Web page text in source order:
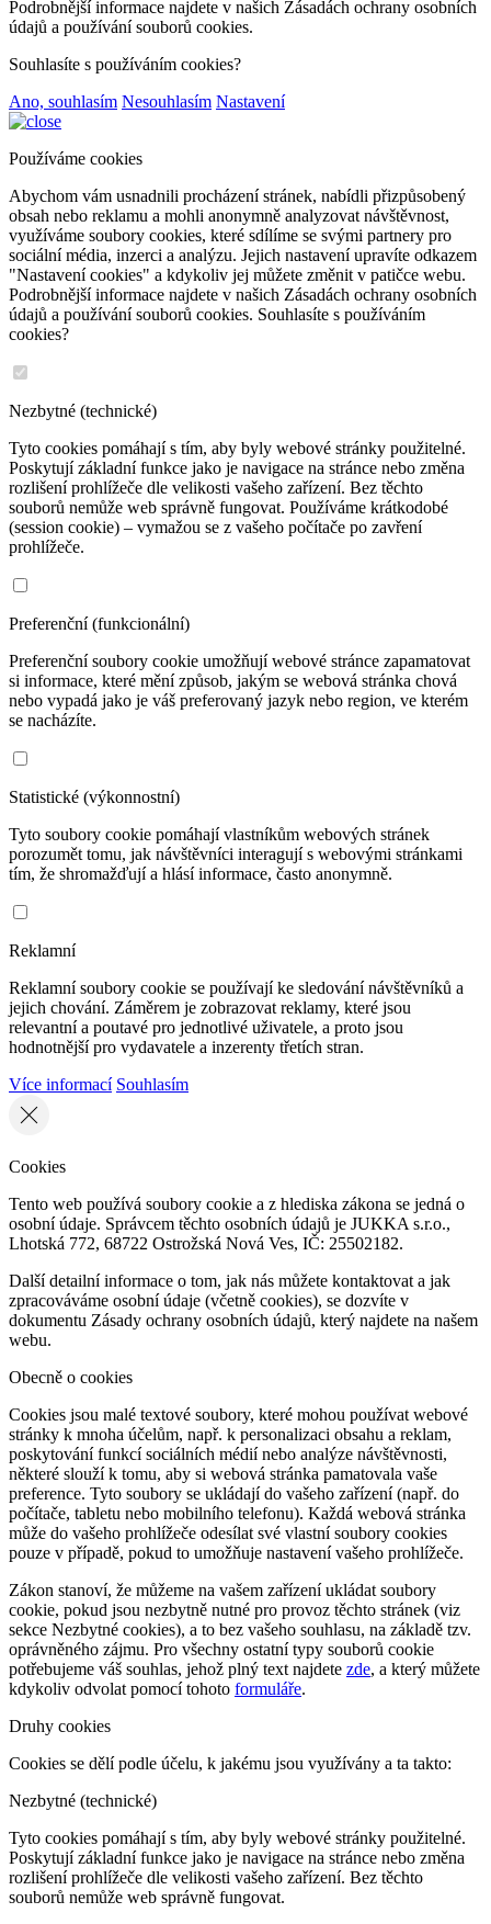
Podrobnější informace najdete v našich Zásadách ochrany osobních
údajů a používání souborů cookies.
Souhlasíte s používáním cookies?
Ano, souhlasím Nesouhlasím Nastavení
Používáme cookies
Abychom vám usnadnili procházení stránek, nabídli přizpůsobený
obsah nebo reklamu a mohli anonymně analyzovat návštěvnost,
využíváme soubory cookies, které sdílíme se svými partnery pro
sociální média, inzerci a analýzu. Jejich nastavení upravíte odkazem
"Nastavení cookies" a kdykoliv jej můžete změnit v patičce webu.
Podrobnější informace najdete v našich Zásadách ochrany osobních
údajů a používání souborů cookies. Souhlasíte s používáním
cookies?
Nezbytné (technické)
Tyto cookies pomáhají s tím, aby byly webové stránky použitelné.
Poskytují základní funkce jako je navigace na stránce nebo změna
rozlišení prohlížeče dle velikosti vašeho zařízení. Bez těchto
souborů nemůže web správně fungovat. Používáme krátkodobé
(session cookie) – vymažou se z vašeho počítače po zavření
prohlížeče.
Preferenční (funkcionální)
Preferenční soubory cookie umožňují webové stránce zapamatovat
si informace, které mění způsob, jakým se webová stránka chová
nebo vypadá jako je váš preferovaný jazyk nebo region, ve kterém
se nacházíte.
Statistické (výkonnostní)
Tyto soubory cookie pomáhají vlastníkům webových stránek
porozumět tomu, jak návštěvníci interagují s webovými stránkami
tím, že shromažďují a hlásí informace, často anonymně.
Reklamní
Reklamní soubory cookie se používají ke sledování návštěvníků a
jejich chování. Záměrem je zobrazovat reklamy, které jsou
relevantní a poutavé pro jednotlivé uživatele, a proto jsou
hodnotnější pro vydavatele a inzerenty třetích stran.
Více informací Souhlasím
Cookies
Tento web používá soubory cookie a z hlediska zákona se jedná o
osobní údaje. Správcem těchto osobních údajů je JUKKA s.r.o.,
Lhotská 772, 68722 Ostrožská Nová Ves, IČ: 25502182.
Další detailní informace o tom, jak nás můžete kontaktovat a jak
zpracováváme osobní údaje (včetně cookies), se dozvíte v
dokumentu Zásady ochrany osobních údajů, který najdete na našem
webu.
Obecně o cookies
Cookies jsou malé textové soubory, které mohou používat webové
stránky k mnoha účelům, např. k personalizaci obsahu a reklam,
poskytování funkcí sociálních médií nebo analýze návštěvnosti,
některé slouží k tomu, aby si webová stránka pamatovala vaše
preference. Tyto soubory se ukládají do vašeho zařízení (např. do
počítače, tabletu nebo mobilního telefonu). Každá webová stránka
může do vašeho prohlížeče odesílat své vlastní soubory cookies
pouze v případě, pokud to umožňuje nastavení vašeho prohlížeče.
Zákon stanoví, že můžeme na vašem zařízení ukládat soubory
cookie, pokud jsou nezbytně nutné pro provoz těchto stránek (viz
sekce Nezbytné cookies), a to bez vašeho souhlasu, na základě tzv.
oprávněného zájmu. Pro všechny ostatní typy souborů cookie
potřebujeme váš souhlas, jehož plný text najdete zde, a který můžete
kdykoliv odvolat pomocí tohoto formuláře.
Druhy cookies
Cookies se dělí podle účelu, k jakému jsou využívány a ta takto:
Nezbytné (technické)
Tyto cookies pomáhají s tím, aby byly webové stránky použitelné.
Poskytují základní funkce jako je navigace na stránce nebo změna
rozlišení prohlížeče dle velikosti vašeho zařízení. Bez těchto
souborů nemůže web správně fungovat.